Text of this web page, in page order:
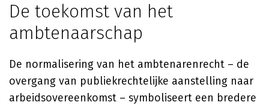
De toekomst van het
ambtenaarschap
De normalisering van het ambtenarenrecht – de
overgang van publiekrechtelijke aanstelling naar
arbeidsovereenkomst – symboliseert een bredere